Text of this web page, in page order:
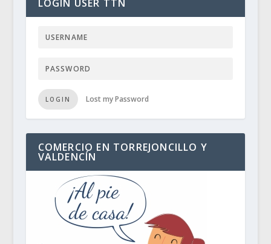
LOGIN USER TTN
LOGIN Lost my Password
COMERCIO EN TORREJONCILLO Y
VALDENCÍN